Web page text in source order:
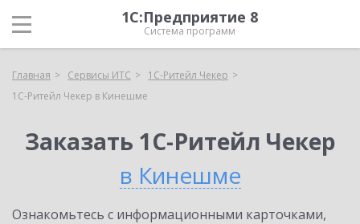
1С:Предприятие 8
Система программ
Главная Сервисы ИТС
1C-Ритейл Чекер
1C-Ритейл Чекер в Кинешме
Заказать 1C-Ритейл Чекер
в Кинешме
Ознакомьтесь с информационными карточками,